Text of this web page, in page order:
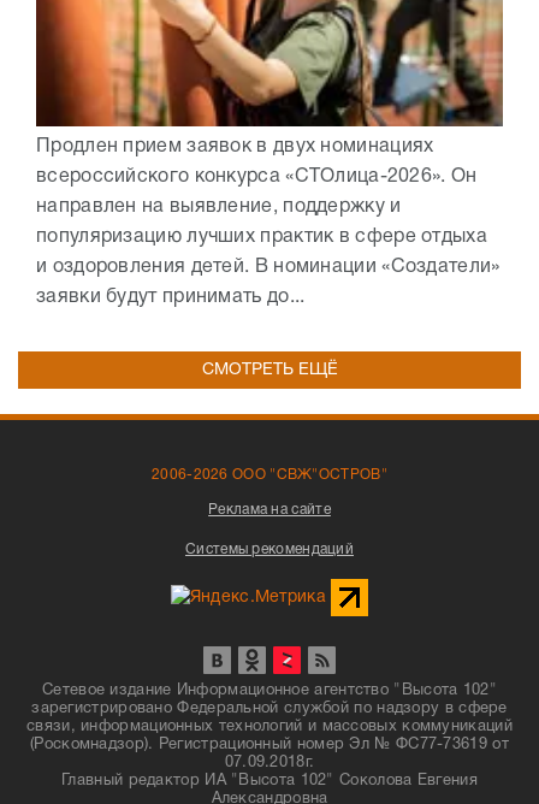
Продлен прием заявок в двух номинациях
всероссийского конкурса «СТОлица-2026». Он
направлен на выявление, поддержку и
популяризацию лучших практик в сфере отдыха
и оздоровления детей. В номинации «Создатели»
заявки будут принимать до...
СМОТРЕТЬ ЕЩЁ
2006-2026 ООО "СВЖ"ОСТРОВ"
Реклама на сайте
Системы рекомендаций
Сетевое издание Информационное агентство "Высота 102"
зарегистрировано Федеральной службой по надзору в сфере
связи, информационных технологий и массовых коммуникаций
(Роскомнадзор). Регистрационный номер Эл № ФС77-73619 от
07.09.2018г.
Главный редактор ИА "Высота 102" Соколова Евгения
Александровна